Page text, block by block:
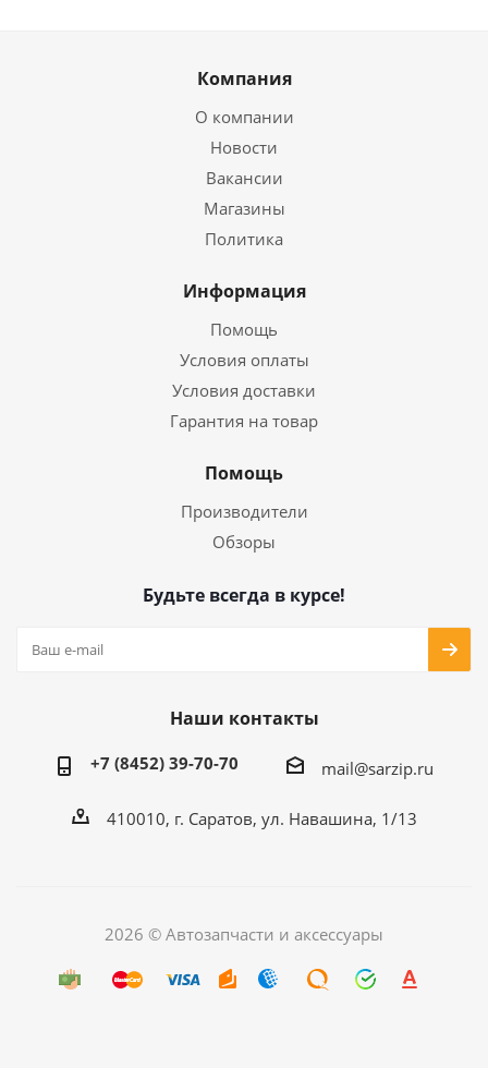
Компания
О компании
Новости
Вакансии
Магазины
Политика
Информация
Помощь
Условия оплаты
Условия доставки
Гарантия на товар
Помощь
Производители
Обзоры
Будьте всегда в курсе!
Наши контакты
+7 (8452) 39-70-70 mail@sarzip.ru
410010, г. Саратов, ул. Навашина, 1/13
2026 © Автозапчасти и аксессуары